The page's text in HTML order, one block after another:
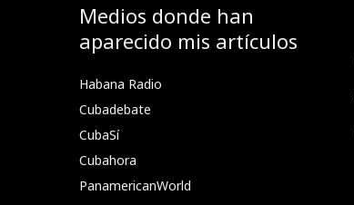
Medios donde han
aparecido mis artículos
Habana Radio
Cubadebate
CubaSí
Cubahora
PanamericanWorld